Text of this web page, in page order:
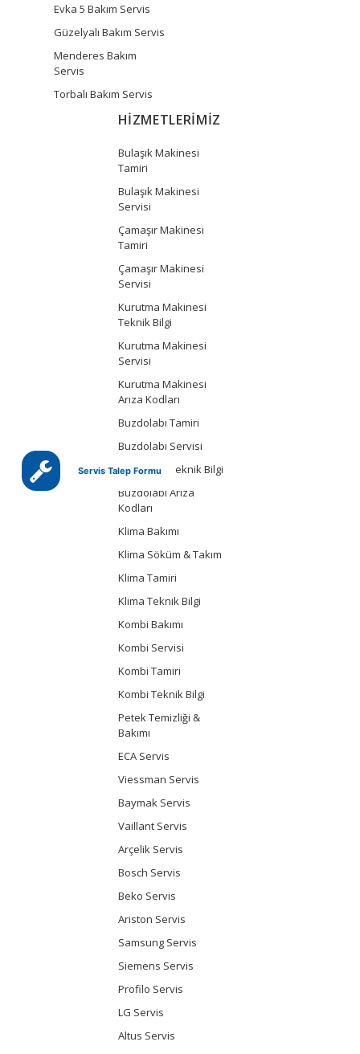
Evka 5 Bakım Servis
Güzelyalı Bakım Servis
Menderes Bakım
Servis
Torbalı Bakım Servis
HİZMETLERİMİZ
Bulaşık Makinesi
Tamiri
Bulaşık Makinesi
Servisi
Çamaşır Makinesi
Tamiri
Çamaşır Makinesi
Servisi
Kurutma Makinesi
Teknik Bilgi
Kurutma Makinesi
Servisi
Kurutma Makinesi
Arıza Kodları
Buzdolabı Tamiri
Buzdolabı Servisi
Buzdolabı Teknik Bilgi
Buzdolabı Arıza
Kodları
Klima Bakımı
Klima Söküm & Takım
Klima Tamiri
Klima Teknik Bilgi
Kombi Bakımı
Kombi Servisi
Kombi Tamiri
Kombi Teknik Bilgi
Petek Temizliği &
Bakımı
ECA Servis
Viessman Servis
Baymak Servis
Vaillant Servis
Arçelik Servis
Bosch Servis
Beko Servis
Ariston Servis
Samsung Servis
Siemens Servis
Profilo Servis
LG Servis
Altus Servis
Servis Talep Formu